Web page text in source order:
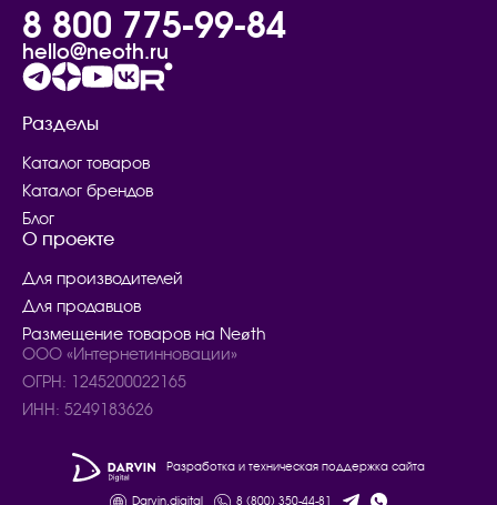
8 800 775-99-84
hello@neoth.ru
Разделы
Каталог товаров
Каталог брендов
Блог
О проекте
Для производителей
Для продавцов
Размещение товаров на Neøth
ООО «Интернетинновации»
ОГРН: 1245200022165
ИНН: 5249183626
Разработка и техническая поддержка сайта
Darvin.digital 8 (800) 350-44-81